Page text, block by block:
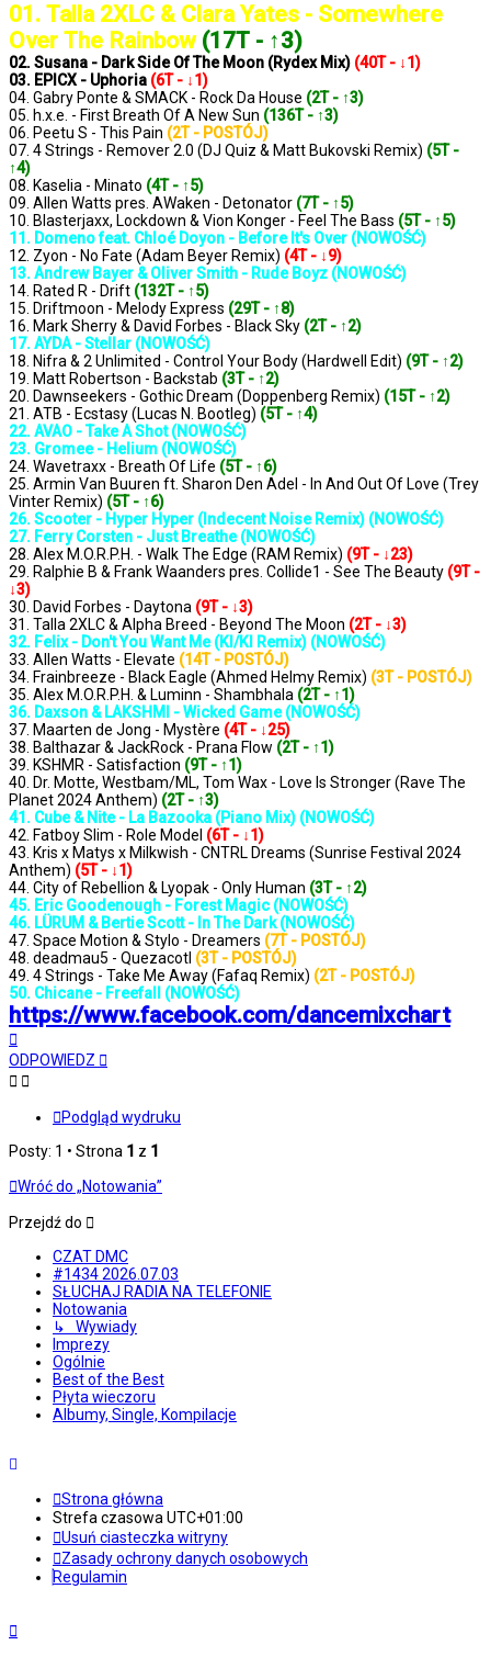
01. Talla 2XLC & Clara Yates - Somewhere
Over The Rainbow (17T - ↑3)
02. Susana - Dark Side Of The Moon (Rydex Mix) (40T - ↓1)
03. EPICX - Uphoria (6T - ↓1)
04. Gabry Ponte & SMACK - Rock Da House (2T - ↑3)
05. h.x.e. - First Breath Of A New Sun (136T - ↑3)
06. Peetu S - This Pain (2T - POSTÓJ)
07. 4 Strings - Remover 2.0 (DJ Quiz & Matt Bukovski Remix) (5T -
↑4)
08. Kaselia - Minato (4T - ↑5)
09. Allen Watts pres. AWaken - Detonator (7T - ↑5)
10. Blasterjaxx, Lockdown & Vion Konger - Feel The Bass (5T - ↑5)
11. Domeno feat. Chloé Doyon - Before It's Over (NOWOŚĆ)
12. Zyon - No Fate (Adam Beyer Remix) (4T - ↓9)
13. Andrew Bayer & Oliver Smith - Rude Boyz (NOWOŚĆ)
14. Rated R - Drift (132T - ↑5)
15. Driftmoon - Melody Express (29T - ↑8)
16. Mark Sherry & David Forbes - Black Sky (2T - ↑2)
17. AYDA - Stellar (NOWOŚĆ)
18. Nifra & 2 Unlimited - Control Your Body (Hardwell Edit) (9T - ↑2)
19. Matt Robertson - Backstab (3T - ↑2)
20. Dawnseekers - Gothic Dream (Doppenberg Remix) (15T - ↑2)
21. ATB - Ecstasy (Lucas N. Bootleg) (5T - ↑4)
22. AVAO - Take A Shot (NOWOŚĆ)
23. Gromee - Helium (NOWOŚĆ)
24. Wavetraxx - Breath Of Life (5T - ↑6)
25. Armin Van Buuren ft. Sharon Den Adel - In And Out Of Love (Trey
Vinter Remix) (5T - ↑6)
26. Scooter - Hyper Hyper (Indecent Noise Remix) (NOWOŚĆ)
27. Ferry Corsten - Just Breathe (NOWOŚĆ)
28. Alex M.O.R.P.H. - Walk The Edge (RAM Remix) (9T - ↓23)
29. Ralphie B & Frank Waanders pres. Collide1 - See The Beauty (9T -
↓3)
30. David Forbes - Daytona (9T - ↓3)
31. Talla 2XLC & Alpha Breed - Beyond The Moon (2T - ↓3)
32. Felix - Don't You Want Me (KI/KI Remix) (NOWOŚĆ)
33. Allen Watts - Elevate (14T - POSTÓJ)
34. Frainbreeze - Black Eagle (Ahmed Helmy Remix) (3T - POSTÓJ)
35. Alex M.O.R.P.H. & Luminn - Shambhala (2T - ↑1)
36. Daxson & LAKSHMI - Wicked Game (NOWOŚĆ)
37. Maarten de Jong - Mystère (4T - ↓25)
38. Balthazar & JackRock - Prana Flow (2T - ↑1)
39. KSHMR - Satisfaction (9T - ↑1)
40. Dr. Motte, Westbam/ML, Tom Wax - Love Is Stronger (Rave The
Planet 2024 Anthem) (2T - ↑3)
41. Cube & Nite - La Bazooka (Piano Mix) (NOWOŚĆ)
42. Fatboy Slim - Role Model (6T - ↓1)
43. Kris x Matys x Milkwish - CNTRL Dreams (Sunrise Festival 2024
Anthem) (5T - ↓1)
44. City of Rebellion & Lyopak - Only Human (3T - ↑2)
45. Eric Goodenough - Forest Magic (NOWOŚĆ)
46. LÜRUM & Bertie Scott - In The Dark (NOWOŚĆ)
47. Space Motion & Stylo - Dreamers (7T - POSTÓJ)
48. deadmau5 - Quezacotl (3T - POSTÓJ)
49. 4 Strings - Take Me Away (Fafaq Remix) (2T - POSTÓJ)
50. Chicane - Freefall (NOWOŚĆ)
https://www.facebook.com/dancemixchart
górę
ODPOWIEDZ
Podgląd wydruku
Posty: 1 • Strona 1 z 1
Wróć do „Notowania”
Przejdź do
CZAT DMC
#1434 2026.07.03
SŁUCHAJ RADIA NA TELEFONIE
Notowania
↳ Wywiady
Imprezy
Ogólnie
Best of the Best
Płyta wieczoru
Albumy, Single, Kompilacje
Strona główna
Strefa czasowaUTC+01:00
Usuń ciasteczka witryny
Zasady ochrony danych osobowych
Regulamin